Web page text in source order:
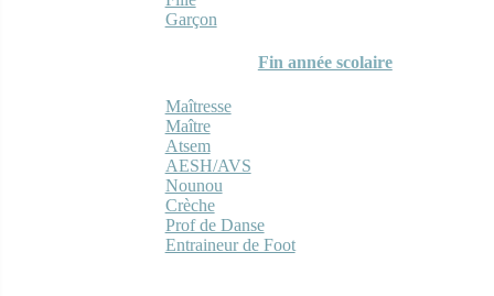
Garçon
Fin année scolaire
Maîtresse
Maître
Atsem
AESH/AVS
Nounou
Crèche
Prof de Danse
Entraineur de Foot